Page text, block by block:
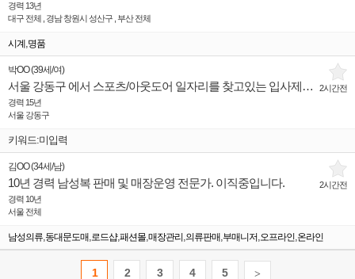
경력 13년
대구 전체 , 경남 창원시 성산구 , 부산 전체
시계 ,명품
2시간전
박OO(39세 /여)
서울 강동구 에서 스포츠/아웃도어 일자리를 찾고있는 입사제의희망 인재입니다.
경력 15년
서울 강동구
키워드:미입력
2시간전
김OO(34세 /남)
10년 경력 남성복 판매 및 매장운영 전문가. 이직중입니다.
경력 10년
서울 전체
남성의류,동대문도매,로드샵,패션몰,매장관리 ,의류판매,부매니저,오프라인,온라인
1 2 3 4 5 >